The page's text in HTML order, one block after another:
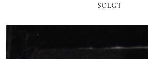
SOLGT